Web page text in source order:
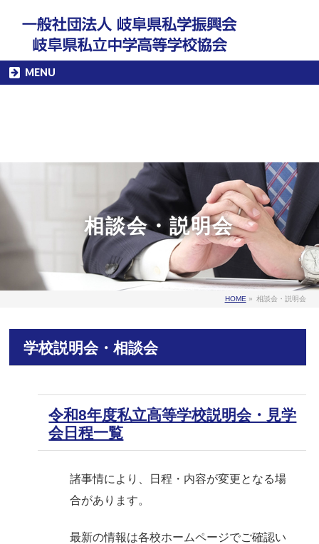
MENU
相談会・説明会
HOME » 相談会・説明会
学校説明会・相談会
令和8年度私立高等学校説明会・見学
会日程一覧
諸事情により、日程・内容が変更となる場
合があります。
最新の情報は各校ホームページでご確認い